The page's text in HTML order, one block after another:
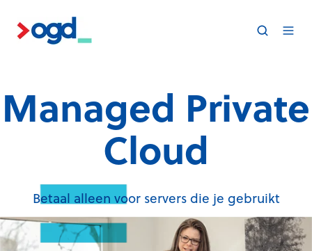
Managed Private
Cloud
Betaal alleen voor servers die je gebruikt